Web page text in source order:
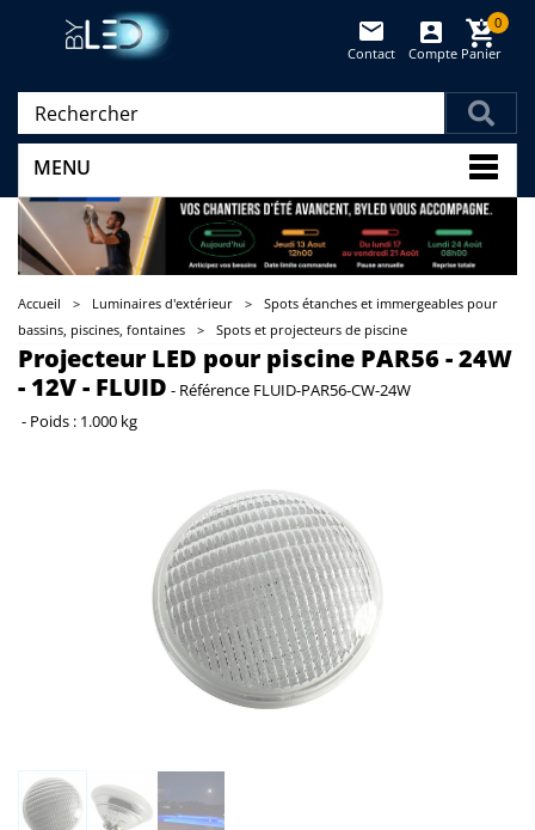
Panier
0
Compte
Contact
MENU
Accueil > Luminaires d'extérieur >
Spots étanches et immergeables pour
bassins, piscines, fontaines
> Spots et projecteurs de piscine
Projecteur LED pour piscine PAR56 - 24W
- 12V - FLUID - Référence FLUID-PAR56-CW-24W
- Poids : 1.000 kg